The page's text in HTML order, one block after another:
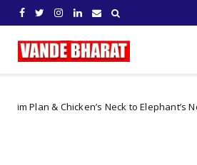
Chicken’s Neck to Elephant’s Neck Shift